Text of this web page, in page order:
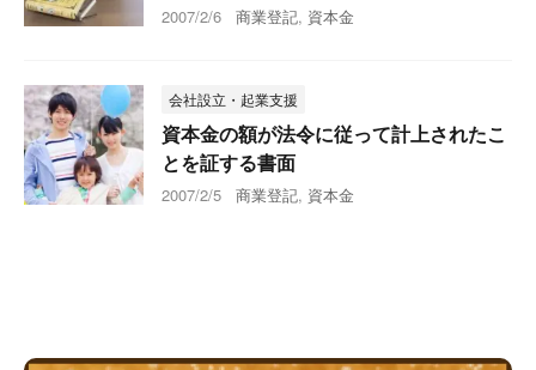
2007/2/6 商業登記, 資本金
会社設立・起業支援
資本金の額が法令に従って計上されたこ
とを証する書面
2007/2/5 商業登記, 資本金